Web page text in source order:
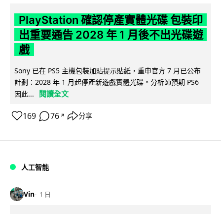
PlayStation 確認停產實體光碟 包裝印
出重要通告 2028 年 1 月後不出光碟遊
戲
Sony 已在 PS5 主機包裝加貼提示貼紙，重申官方 7 月已公布
計劃：2028 年 1 月起停產新遊戲實體光碟。分析師預期 PS6
因此...
閱讀全文
169 76 ↗ 分享
人工智能
Vin 1 日